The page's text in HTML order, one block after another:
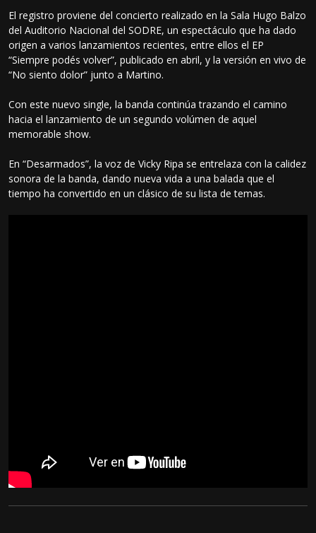
El registro proviene del concierto realizado en la Sala Hugo Balzo
del Auditorio Nacional del SODRE, un espectáculo que ha dado
origen a varios lanzamientos recientes, entre ellos el EP
“Siempre podés volver”, publicado en abril, y la versión en vivo de
“No siento dolor” junto a Martino.
Con este nuevo single, la banda continúa trazando el camino
hacia el lanzamiento de un segundo volúmen de aquel
memorable show.
En “Desarmados”, la voz de Vicky Ripa se entrelaza con la calidez
sonora de la banda, dando nueva vida a una balada que el
tiempo ha convertido en un clásico de su lista de temas.